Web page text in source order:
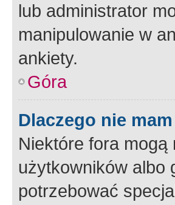
lub administrator
manipulowanie w
ankiety.
Góra
Dlaczego nie
Niektóre fora
użytkowników albo
potrzebować